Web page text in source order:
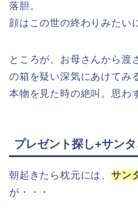
落胆。
顔はこの世の終わりみたい
ところが、お母さんから渡
の箱を疑い深気にあけてみ
本物を見た時の絶叫。思わ
プレゼント探し+サン
朝起きたら枕元には、 サン
が・・・